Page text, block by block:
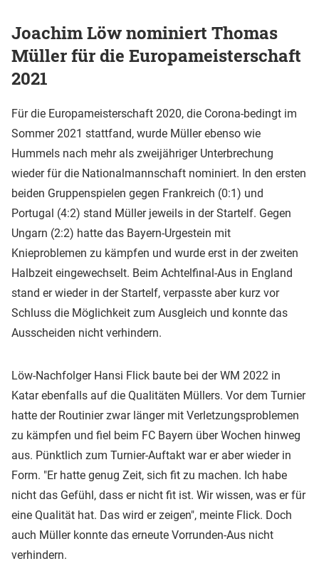
Joachim Löw nominiert Thomas
Müller für die Europameisterschaft
2021
Für die Europameisterschaft 2020, die Corona-bedingt im
Sommer 2021 stattfand, wurde Müller ebenso wie
Hummels nach mehr als zweijähriger Unterbrechung
wieder für die Nationalmannschaft nominiert. In den ersten
beiden Gruppenspielen gegen Frankreich (0:1) und
Portugal (4:2) stand Müller jeweils in der Startelf. Gegen
Ungarn (2:2) hatte das Bayern-Urgestein mit
Knieproblemen zu kämpfen und wurde erst in der zweiten
Halbzeit eingewechselt. Beim Achtelfinal-Aus in England
stand er wieder in der Startelf, verpasste aber kurz vor
Schluss die Möglichkeit zum Ausgleich und konnte das
Ausscheiden nicht verhindern.
Löw-Nachfolger Hansi Flick baute bei der WM 2022 in
Katar ebenfalls auf die Qualitäten Müllers. Vor dem Turnier
hatte der Routinier zwar länger mit Verletzungsproblemen
zu kämpfen und fiel beim FC Bayern über Wochen hinweg
aus. Pünktlich zum Turnier-Auftakt war er aber wieder in
Form. "Er hatte genug Zeit, sich fit zu machen. Ich habe
nicht das Gefühl, dass er nicht fit ist. Wir wissen, was er für
eine Qualität hat. Das wird er zeigen", meinte Flick. Doch
auch Müller konnte das erneute Vorrunden-Aus nicht
verhindern.